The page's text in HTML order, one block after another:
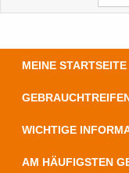
MEINE STARTSEITE
WICHTIGE
AM HÄUFIGSTEN